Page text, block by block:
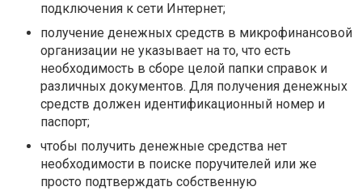
подключения к сети Интернет;
получение денежных средств в микрофинансовой
организации не указывает на то, что есть
необходимость в сборе целой папки справок и
различных документов. Для получения денежных
средств должен идентификационный номер и
паспорт;
чтобы получить денежные средства нет
необходимости в поиске поручителей или же
просто подтверждать собственную